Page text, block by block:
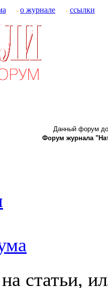
о журнале ссылки
Данный форум
Форум журнала
статьи,